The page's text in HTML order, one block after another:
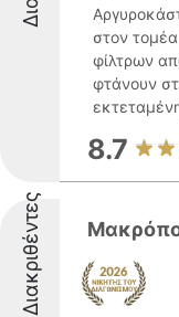
στον
φίλτρων
φτάνουν
8.7
Διακριθέντες